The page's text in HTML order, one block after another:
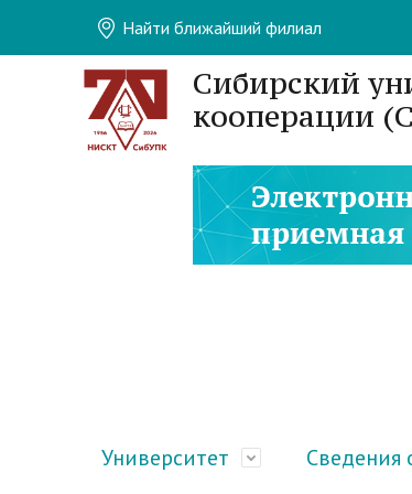
Найти ближайший филиал
Сибирский
кооперации
Университет Сведения